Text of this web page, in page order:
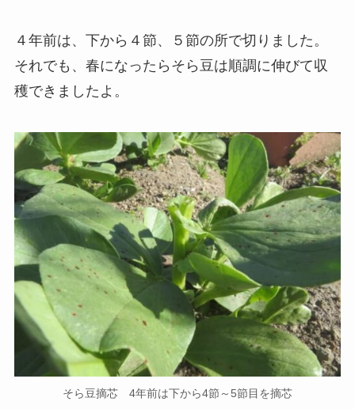
４年前は、下から４節、５節の所で切りました。
それでも、春になったらそら豆は順調に伸びて収
穫できましたよ。
そら豆摘芯 4年前は下から4節～5節目を摘芯